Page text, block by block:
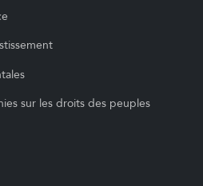
sur les droits des peuples